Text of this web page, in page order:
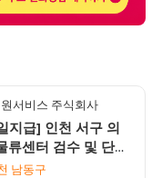
서비스 주식회사
지급] 인천 서구 의
류센터 검수 및 단순
사원 모집 (시급
남동구